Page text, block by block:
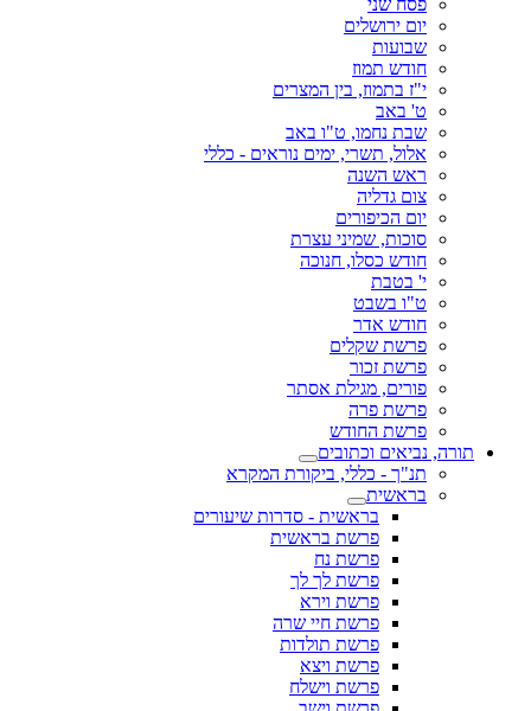
פסח שני
יום ירושלים
שבועות
חודש תמוז
י"ז בתמוז, בין המצרים
ט' באב
שבת נחמו, ט"ו באב
אלול, תשרי, ימים נוראים - כללי
ראש השנה
צום גדליה
יום הכיפורים
סוכות, שמיני עצרת
חודש כסלו, חנוכה
י' בטבת
ט"ו בשבט
חודש אדר
פרשת שקלים
פרשת זכור
פורים, מגילת אסתר
פרשת פרה
פרשת החודש
תורה, נביאים וכתובים
תנ"ך - כללי, ביקורת המקרא
בראשית
בראשית - סדרות שיעורים
פרשת בראשית
פרשת נח
פרשת לך לך
פרשת וירא
פרשת חיי שרה
פרשת תולדות
פרשת ויצא
פרשת וישלח